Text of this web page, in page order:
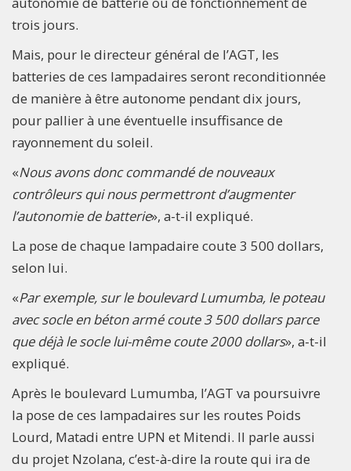
trois jours.
Mais, pour le directeur général de l’AGT, les
batteries de ces lampadaires seront reconditionnée
de manière à être autonome pendant dix jours,
pour pallier à une éventuelle insuffisance de
rayonnement du soleil.
«Nous avons donc commandé de nouveaux
contrôleurs qui nous permettront d’augmenter
l’autonomie de batterie», a-t-il expliqué.
La pose de chaque lampadaire coute 3 500 dollars,
selon lui.
«Par exemple, sur le boulevard Lumumba, le poteau
avec socle en béton armé coute 3 500 dollars parce
que déjà le socle lui-même coute 2000 dollars», a-t-il
expliqué.
Après le boulevard Lumumba, l’AGT va poursuivre
la pose de ces lampadaires sur les routes Poids
Lourd, Matadi entre UPN et Mitendi. Il parle aussi
du projet Nzolana, c’est-à-dire la route qui ira de